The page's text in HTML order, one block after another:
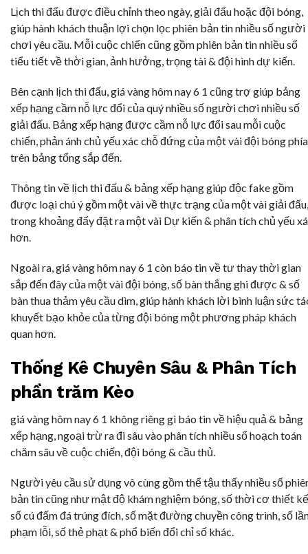
Lịch thi đấu được điều chỉnh theo ngày, giải đấu hoặc đội bóng,
giúp hành khách thuận lợi chọn lọc phiên bản tin nhiều số người
chơi yêu cầu. Mỗi cuộc chiến cũng gồm phiên bản tin nhiều số
tiểu tiết về thời gian, ảnh hưởng, trọng tài & đội hình dự kiến.
Bên cạnh lịch thi đấu, giá vàng hôm nay 6 1 cũng trợ giúp bảng
xếp hạng cầm nỗ lực đổi của quý nhiều số người chơi nhiều số
giải đấu. Bảng xếp hạng được cầm nỗ lực đổi sau mỗi cuộc
chiến, phản ánh chủ yếu xác chỗ đứng của một vài đội bóng phía
trên bảng tổng sắp đến.
Thông tin về lịch thi đấu & bảng xếp hạng giúp độc fake gồm
được loại chú ý gồm một vài về thực trạng của một vài giải đấu,
trong khoảng đấy đặt ra một vài Dự kiến & phân tích chủ yếu
hơn.
Ngoài ra, giá vàng hôm nay 6 1 còn báo tin về tư thay thời gian
sắp đến đây của một vài đội bóng, số bàn thắng ghi được & số
bàn thua thảm yêu cầu dìm, giúp hành khách lời bình luận sức
khuyết bạo khỏe của từng đội bóng một phương pháp khách
quan hơn.
Thống Kê Chuyên Sâu & Phân Tích
phần trăm Kèo
giá vàng hôm nay 6 1 không riêng gì báo tin về hiệu quả & bảng
xếp hạng, ngoại trừ ra đi sâu vào phân tích nhiều số hoạch toán
chăm sâu về cuộc chiến, đội bóng & cầu thủ.
Người yêu cầu sử dụng vô cùng gồm thể tậu thấy nhiều số
bản tin cũng như mật độ khám nghiệm bóng, số thời cơ thiết
số cú đấm đá trúng đích, số mặt đường chuyền công trình, số
phạm lỗi, số thẻ phạt & phổ biến đổi chỉ số khác.